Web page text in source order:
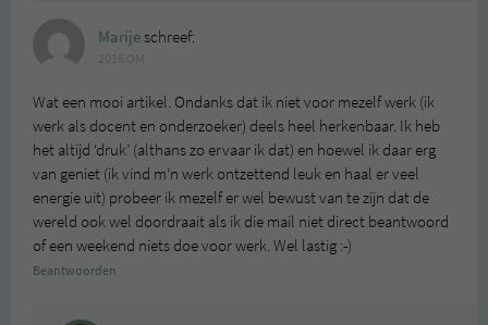
Marijeschreef:
Wat een mooi artikel. Ondanks dat ik niet voor mezelf werk (ik
werk als docent en onderzoeker) deels heel herkenbaar. Ik heb
het altijd ‘druk’ (althans zo ervaar ik dat) en hoewel ik daar erg
van geniet (ik vind m’n werk ontzettend leuk en haal er veel
energie uit) probeer ik mezelf er wel bewust van te zijn dat de
wereld ook wel doordraait als ik die mail niet direct beantwoord
of een weekend niets doe voor werk. Wel lastig :-)
Beantwoorden